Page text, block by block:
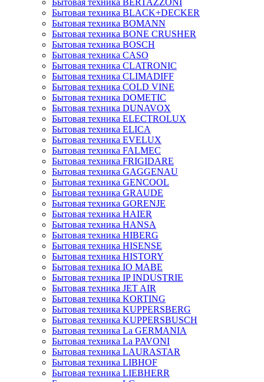
Бытовая техника BERTAZZONI
Бытовая техника BLACK+DECKER
Бытовая техника BOMANN
Бытовая техника BONE CRUSHER
Бытовая техника BOSCH
Бытовая техника CASO
Бытовая техника CLATRONIC
Бытовая техника CLIMADIFF
Бытовая техника COLD VINE
Бытовая техника DOMETIC
Бытовая техника DUNAVOX
Бытовая техника ELECTROLUX
Бытовая техника ELICA
Бытовая техника EVELUX
Бытовая техника FALMEC
Бытовая техника FRIGIDARE
Бытовая техника GAGGENAU
Бытовая техника GENCOOL
Бытовая техника GRAUDE
Бытовая техника GORENJE
Бытовая техника HAIER
Бытовая техника HANSA
Бытовая техника HIBERG
Бытовая техника HISENSE
Бытовая техника HISTORY
Бытовая техника IO MABE
Бытовая техника IP INDUSTRIE
Бытовая техника JET AIR
Бытовая техника KORTING
Бытовая техника KUPPERSBERG
Бытовая техника KUPPERSBUSCH
Бытовая техника La GERMANIA
Бытовая техника La PAVONI
Бытовая техника LAURASTAR
Бытовая техника LIBHOF
Бытовая техника LIEBHERR